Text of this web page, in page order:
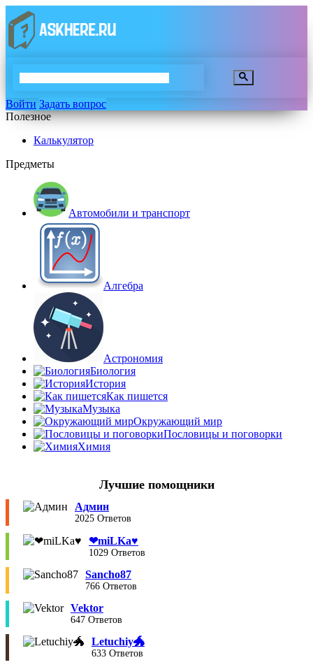
Войти Задать вопрос
Полезное
Калькулятор
Предметы
Автомобили и транспорт
Алгебра
Астрономия
Биология
История
Как пишется
Музыка
Окружающий мир
Пословицы и поговорки
Химия
Лучшие помощники
Админ
2025 Ответов
❤︎miLKa♥︎
1029 Ответов
Sancho87
766 Ответов
Vektor
647 Ответов
Letuchiy🐲
633 Ответов